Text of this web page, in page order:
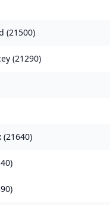
(21500)
(21290)
(21640)
)
)